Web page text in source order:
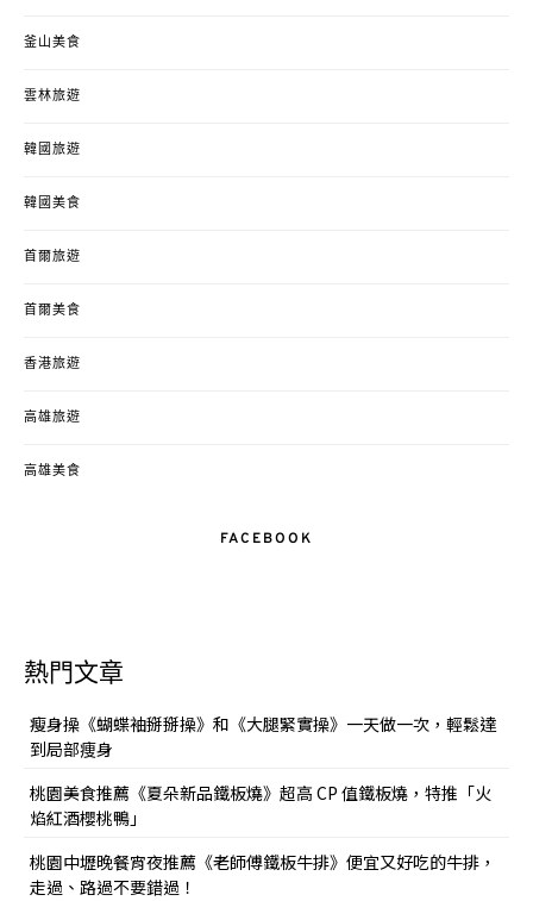
釜山美食
雲林旅遊
韓國旅遊
韓國美食
首爾旅遊
首爾美食
香港旅遊
高雄旅遊
高雄美食
FACEBOOK
熱門文章
瘦身操《蝴蝶袖掰掰操》和《大腿緊實操》一天做一次，輕鬆達
到局部痩身
桃園美食推薦《夏朵新品鐵板燒》超高 CP 值鐵板燒，特推「火
焰紅酒櫻桃鴨」
桃園中壢晚餐宵夜推薦《老師傅鐵板牛排》便宜又好吃的牛排，
走過、路過不要錯過！